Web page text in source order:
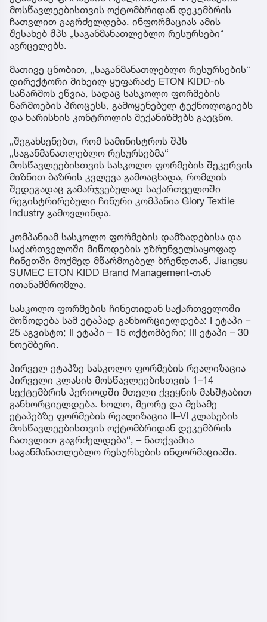
მოსწავლეებისთვის ოქტომბრიდან დეკემბრის
ჩათვლით გაგრძელდება. ინფორმაციას ამის
შესახებ შპს „საგანმანათლებლო რესურსები“
ავრცელებს.
მათივე ცნობით, „საგანმანათლებლო რესურსების“
დირექტორი მიხეილ ყუფარაძე ETON KIDD-ის
საწარმოს ეწვია, სადაც სასკოლო ფორმების
წარმოების პროცესს, გამოყენებულ ტექნოლოგიებს
და ხარისხის კონტროლის მექანიზმებს გაეცნო.
„შეგახსენებთ, რომ სამინისტროს შპს
„საგანმანათლებლო რესურსებმა“
მოსწავლეებისთვის სასკოლო ფორმების შეკერვის
მიზნით ბაზრის კვლევა გამოაცხადა, რომლის
შედეგადაც გამარჯვებულად საქართველოში
რეგისტრირებული ჩინური კომპანია Glory Textile
Industry გამოვლინდა.
კომპანიამ სასკოლო ფორმების დამზადებისა და
საქართველოში მიწოდების უზრუნველსაყოფად
ჩინეთში მოქმედ მწარმოებელ ბრენდთან, Jiangsu
SUMEC ETON KIDD Brand Management-თან
ითანამშრომლა.
სასკოლო ფორმების ჩინეთიდან საქართველოში
მოწოდება სამ ეტაპად განხორციელდება: I ეტაპი –
25 აგვისტო; II ეტაპი – 15 ოქტომბერი; III ეტაპი – 30
ნოემბერი.
პირველ ეტაპზე სასკოლო ფორმების რეალიზაცია
პირველი კლასის მოსწავლეებისთვის 1–14
სექტემბრის პერიოდში მთელი ქვეყნის მასშტაბით
განხორციელდება. ხოლო, მეორე და მესამე
ეტაპებზე ფორმების რეალიზაცია II–VI კლასების
მოსწავლეებისთვის ოქტომბრიდან დეკემბრის
ჩათვლით გაგრძელდება“, – ნათქვამია
საგანმანათლებლო რესურსების ინფორმაციაში.